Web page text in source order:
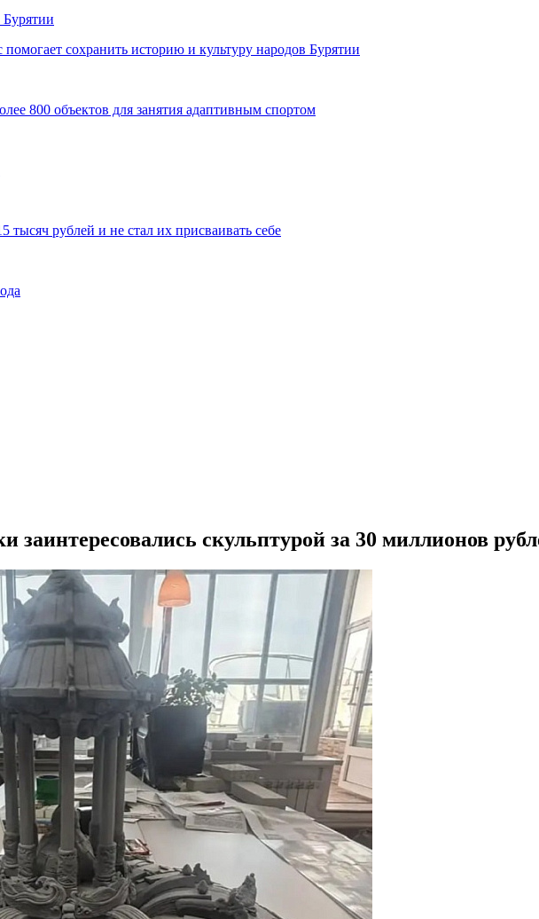
Бурятии
сохранить историю и культуру народов Бурятии
800 объектов для занятия адаптивным спортом
тысяч рублей и не стал их присваивать себе
заинтересовались скульптурой за 30 миллионов